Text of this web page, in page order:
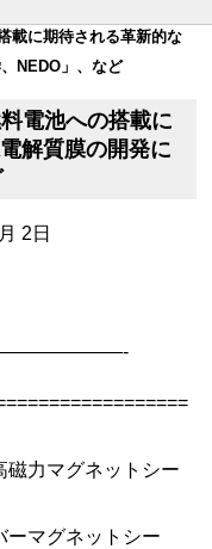
載に期待される革新的な
NEDO」、など
電池への搭載に
解質膜の開発に
2日
マグネットシー
ーマグネットシー